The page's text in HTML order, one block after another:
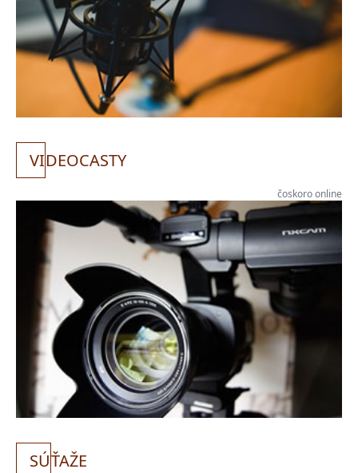
VIDEOCASTY
čoskoro online
SÚŤAŽE